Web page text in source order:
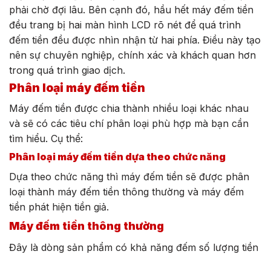
phải chờ đợi lâu. Bên cạnh đó, hầu hết máy đếm tiền
đều trang bị hai màn hình LCD rõ nét để quá trình
đếm tiền đều được nhìn nhận từ hai phía. Điều này tạo
nên sự chuyên nghiệp, chính xác và khách quan hơn
trong quá trình giao dịch.
Phân loại máy đếm tiền
Máy đếm tiền được chia thành nhiều loại khác nhau
và sẽ có các tiêu chí phân loại phù hợp mà bạn cần
tìm hiểu. Cụ thể:
Phân loại máy đếm tiền dựa theo chức năng
Dựa theo chức năng thì máy đếm tiền sẽ được phân
loại thành máy đếm tiền thông thường và máy đếm
tiền phát hiện tiền giả.
Máy đếm tiền thông thường
Đây là dòng sản phẩm có khả năng đếm số lượng tiền